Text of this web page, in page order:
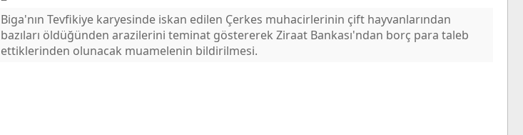
Biga'nın Tevfikiye karyesinde iskan edilen Çerkes muhacirlerinin çift hayvanlarından
bazıları öldüğünden arazilerini teminat göstererek Ziraat Bankası'ndan borç para taleb
ettiklerinden olunacak muamelenin bildirilmesi.